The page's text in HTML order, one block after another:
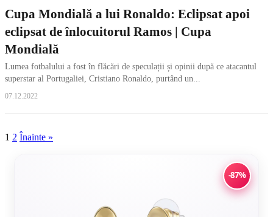
Cupa Mondială a lui Ronaldo: Eclipsat apoi
eclipsat de înlocuitorul Ramos | Cupa
Mondială
Lumea fotbalului a fost în flăcări de speculații și opinii după ce atacantul
superstar al Portugaliei, Cristiano Ronaldo, purtând un...
07.12.2022
Paginație
1 2 Înainte »
-87%